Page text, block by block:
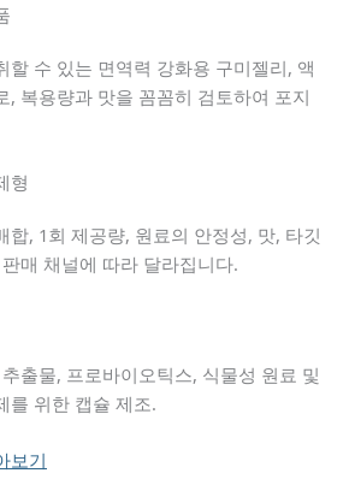
할 수 있는 면역력 강화용 구미젤리, 액
, 복용량과 맛을 꼼꼼히 검토하여 포지
형
합, 1회 제공량, 원료의 안정성, 맛, 타깃
매 채널에 따라 달라집니다.
출물, 프로바이오틱스, 식물성 원료 및
를 위한 캡슐 제조.
보기